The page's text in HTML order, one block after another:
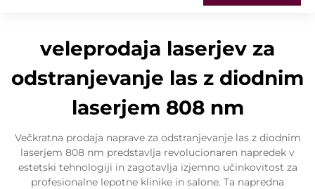
veleprodaja laserjev za
odstranjevanje las z diodnim
laserjem 808 nm
Večkratna prodaja naprave za odstranjevanje las z diodnim
laserjem 808 nm predstavlja revolucionaren napredek v
estetski tehnologiji in zagotavlja izjemno učinkovitost za
profesionalne lepotne klinike in salone. Ta napredna